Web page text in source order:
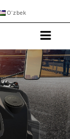
Oʻzbek